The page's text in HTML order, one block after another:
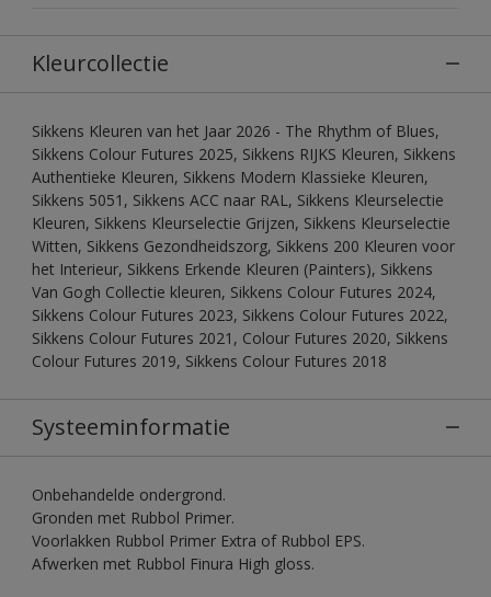
Kleurcollectie
Sikkens Kleuren van het Jaar 2026 - The Rhythm of Blues,
Sikkens Colour Futures 2025, Sikkens RIJKS Kleuren, Sikkens
Authentieke Kleuren, Sikkens Modern Klassieke Kleuren,
Sikkens 5051, Sikkens ACC naar RAL, Sikkens Kleurselectie
Kleuren, Sikkens Kleurselectie Grijzen, Sikkens Kleurselectie
Witten, Sikkens Gezondheidszorg, Sikkens 200 Kleuren voor
het Interieur, Sikkens Erkende Kleuren (Painters), Sikkens
Van Gogh Collectie kleuren, Sikkens Colour Futures 2024,
Sikkens Colour Futures 2023, Sikkens Colour Futures 2022,
Sikkens Colour Futures 2021, Colour Futures 2020, Sikkens
Colour Futures 2019, Sikkens Colour Futures 2018
Systeeminformatie
Onbehandelde ondergrond.
Gronden met Rubbol Primer.
Voorlakken Rubbol Primer Extra of Rubbol EPS.
Afwerken met Rubbol Finura High gloss.